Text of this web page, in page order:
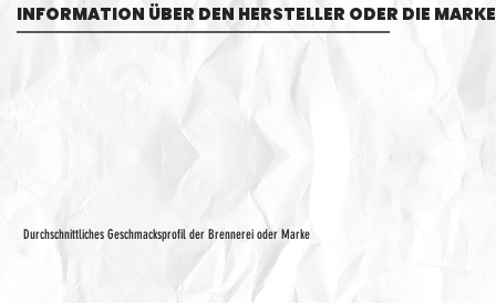
Durchschnittliches Geschmacksprofil der Brennerei oder Marke
INFORMATION ÜBER DEN HERSTELLER ODER DIE MARKE